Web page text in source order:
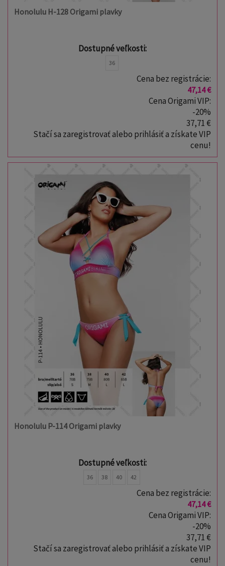
Honolulu H-128 Origami plavky
Dostupné veľkosti:
36
Cena bez registrácie:
47,14 €
Cena Origami VIP:
-20%
37,71 €
Stačí sa zaregistrovať alebo prihlásiť a získate VIP
cenu!
Honolulu P-114 Origami plavky
Dostupné veľkosti:
36 38 40 42
Cena bez registrácie:
47,14 €
Cena Origami VIP:
-20%
37,71 €
Stačí sa zaregistrovať alebo prihlásiť a získate VIP
cenu!